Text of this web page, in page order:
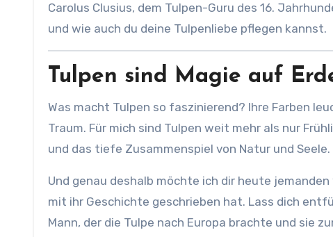
Carolus Clusius, dem Tulpen-Guru des 16.
und wie auch du deine Tulpenliebe pflegen kannst.
Tulpen sind Magie auf
Was macht Tulpen so faszinierend? Ihre Farben
Traum. Für mich sind Tulpen weit mehr als nur
und das tiefe Zusammenspiel von Natur und Seele.
Und genau deshalb möchte ich dir heute
mit ihr Geschichte geschrieben hat. Lass dich
Mann, der die Tulpe nach Europa brachte und sie